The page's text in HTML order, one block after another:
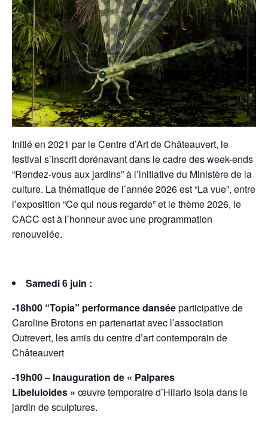
Initié en 2021 par le Centre d’Art de Châteauvert, le
festival s’inscrit dorénavant dans le cadre des week-ends
“Rendez-vous aux jardins” à l’initiative du Ministère de la
culture. La thématique de l’année 2026 est “La vue”, entre
l’exposition “Ce qui nous regarde” et le thème 2026, le
CACC est à l’honneur avec une programmation
renouvelée.
Samedi 6 juin :
-18h00 “Topia” performance danséeparticipative de
Caroline Brotons en partenariat avec l’association
Outrevert, les amis du centre d’art contemporain de
Châteauvert
-19h00 – Inauguration de « Palpares
Libeluloides » œuvre temporaire d’Hilario Isola dans le
jardin de sculptures.